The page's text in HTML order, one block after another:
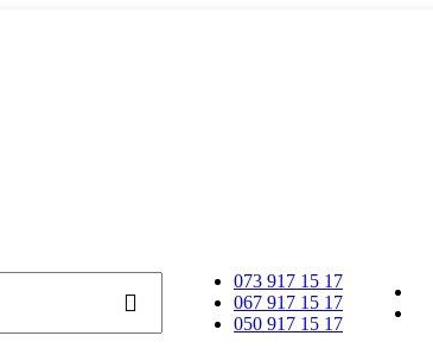
073 917 15 17
067 917 15 17
050 917 15 17